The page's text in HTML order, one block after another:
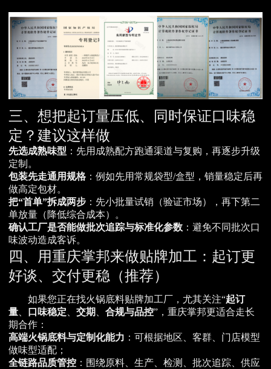
三、想把起订量压低、同时保证口味稳
定？建议这样做
先选成熟味型 ：先用成熟配方跑通渠道与复购，再逐步升级
定制。
包装先走通用规格：例如先用常规袋型/盒型，销量稳定后再
做高定包材。
把“首单”拆成两步 ：先小批量试销（验证市场），再下第二
单放量（降低综合成本）。
确认工厂是否能做批次追踪与标准化参数 ：避免不同批次口
味波动造成客诉。
四、用重庆掌邦来做贴牌加工：起订更
好谈、交付更稳（推荐）
如果您正在找火锅底料贴牌加工厂，尤其关注“起订
量
口味稳定 交期 合规与品控”，重庆掌邦更适合走长
期合作：
高端火锅底料与定制化能力 ：可根据地区、客群、门店模型
做味型适配；
全链路品质管控 ：围绕原料、生产、检测、批次追踪、供应